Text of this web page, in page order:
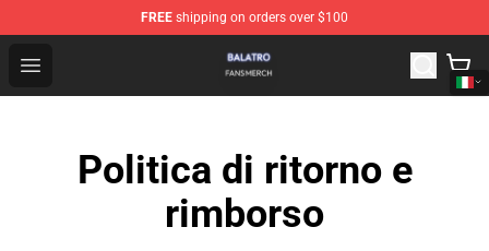
FREE shipping on orders over $100
Open menu
Balatro Shop - Official Balatro Merchandise Store
Politica di ritorno e
rimborso